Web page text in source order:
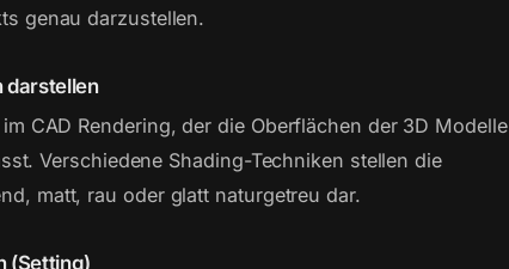
genau darzustellen.
darstellen
CAD Rendering, der die Oberflächen der 3D Modelle
Verschiedene Shading-Techniken stellen die
matt, rau oder glatt naturgetreu dar.
(Setting)